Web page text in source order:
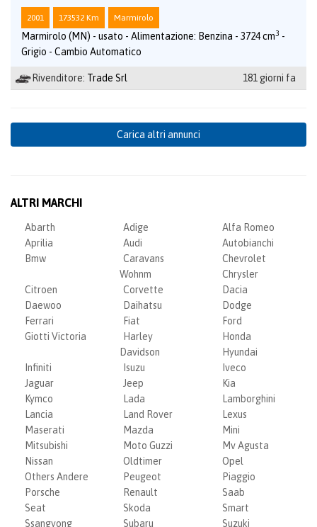
2001 173532 Km Marmirolo
Marmirolo (MN) - usato - Alimentazione: Benzina - 3724 cm3 -
Grigio - Cambio Automatico
Rivenditore: Trade Srl 181 giorni fa
Carica altri annunci
ALTRI MARCHI
Abarth Adige
Alfa Romeo
Aprilia
Audi
Autobianchi
Bmw
Caravans
Wohnm
Chevrolet
Chrysler
Citroen
Corvette
Dacia
Daewoo
Daihatsu
Dodge
Ferrari
Fiat
Ford
Giotti Victoria
Harley
Davidson
Honda
Hyundai
Infiniti
Isuzu
Iveco
Jaguar
Jeep
Kia
Kymco
Lada
Lamborghini
Lancia
Land Rover
Lexus
Maserati
Mazda
Mini
Mitsubishi
Moto Guzzi
Mv Agusta
Nissan
Oldtimer
Opel
Others Andere
Peugeot
Piaggio
Porsche
Renault
Saab
Seat
Skoda
Smart
Ssangyong
Subaru Suzuki